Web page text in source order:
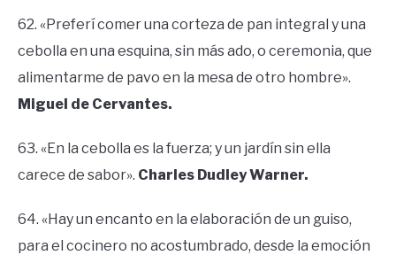
62. «Preferí comer una corteza de pan integral y una
cebolla en una esquina, sin más ado, o ceremonia, que
alimentarme de pavo en la mesa de otro hombre».
Miguel de Cervantes.
63. «En la cebolla es la fuerza; y un jardín sin ella
carece de sabor». Charles Dudley Warner.
64. «Hay un encanto en la elaboración de un guiso,
para el cocinero no acostumbrado, desde la emoción